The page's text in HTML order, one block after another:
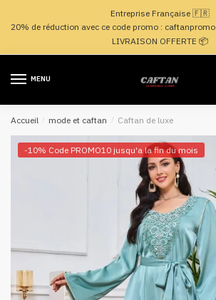
navigation
Entreprise Française 🇫🇷
20% de réduction avec ce code promo : caftanpromo
LIVRAISON OFFERTE 📦
MENU
Accueil / mode et caftan / Caftan de luxe
-10% Code PROMO10 jusqu'a la fin du mois